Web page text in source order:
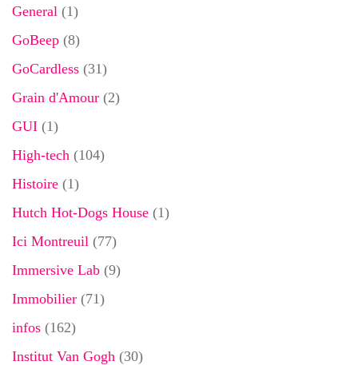
General (1)
GoBeep (8)
GoCardless (31)
Grain d'Amour (2)
GUI (1)
High-tech (104)
Histoire (1)
Hutch Hot-Dogs House (1)
Ici Montreuil (77)
Immersive Lab (9)
Immobilier (71)
infos (162)
Institut Van Gogh (30)